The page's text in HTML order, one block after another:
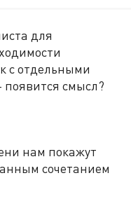
для
с отдельными
смысл?
нам покажут
сочетанием